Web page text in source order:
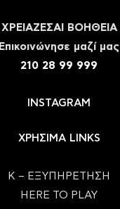
ΧΡΕΙΑΖΕΣΑΙ ΒΟΗΘΕΙΑ
Eπικοινώνησε μαζί μας
210 28 99 999
INSTAGRAM
ΧΡΗΣΙΜΑ LINKS
Κ – ΕΞΥΠΗΡΕΤΗΣΗ
HERE TO PLAY